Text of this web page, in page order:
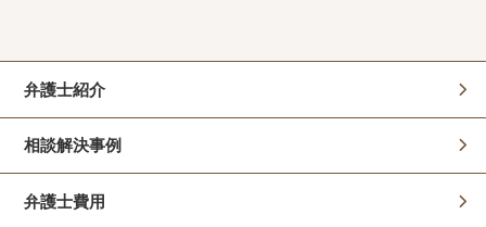
弁護士紹介
相談解決事例
弁護士費用